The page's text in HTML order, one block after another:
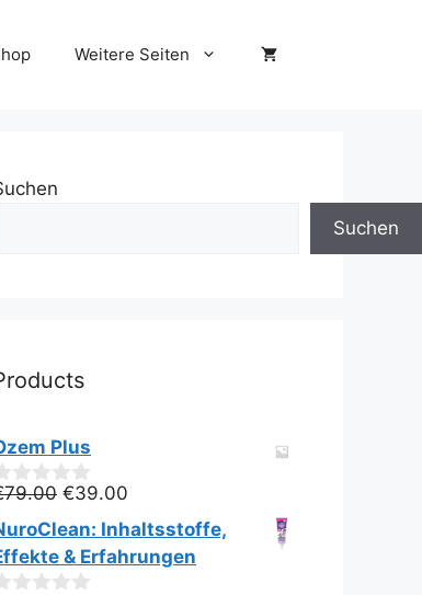
Weitere Seiten
Suchen
Plus
5
79.00 Ursprünglicher
Preis
war:
€79.00
€39.00
Preis
ist:
€39.00.
Inhaltsstoffe,
& Erfahrungen